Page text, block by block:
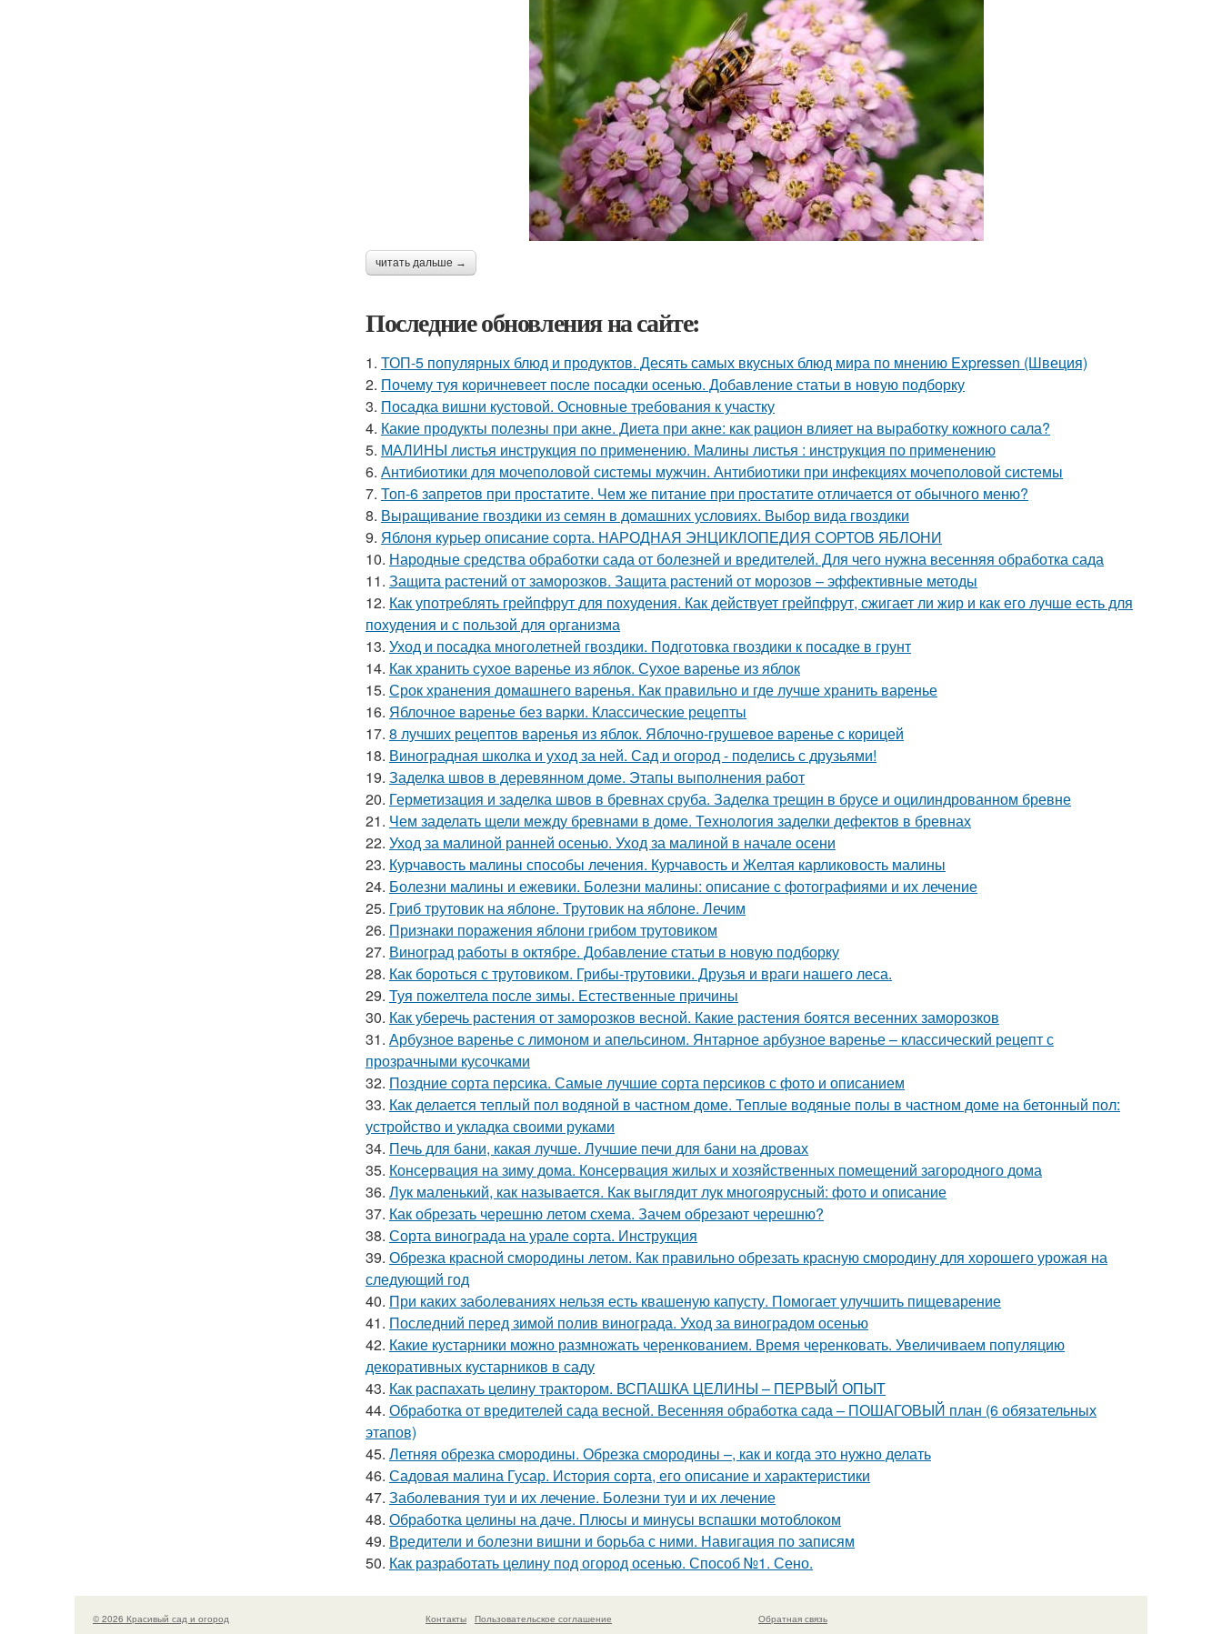
читать дальше →
Последние обновления на сайте:
1. ТОП-5 популярных блюд и продуктов. Десять самых вкусных блюд мира по мнению Expressen (Швеция)
2. Почему туя коричневеет после посадки осенью. Добавление статьи в новую подборку
3. Посадка вишни кустовой. Основные требования к участку
4. Какие продукты полезны при акне. Диета при акне: как рацион влияет на выработку кожного сала?
5. МАЛИНЫ листья инструкция по применению. Малины листья : инструкция по применению
6. Антибиотики для мочеполовой системы мужчин. Антибиотики при инфекциях мочеполовой системы
7. Топ-6 запретов при простатите. Чем же питание при простатите отличается от обычного меню?
8. Выращивание гвоздики из семян в домашних условиях. Выбор вида гвоздики
9. Яблоня курьер описание сорта. НАРОДНАЯ ЭНЦИКЛОПЕДИЯ СОРТОВ ЯБЛОНИ
10. Народные средства обработки сада от болезней и вредителей. Для чего нужна весенняя обработка сада
11. Защита растений от заморозков. Защита растений от морозов – эффективные методы
12. Как употреблять грейпфрут для похудения. Как действует грейпфрут, сжигает ли жир и как его лучше есть для
похудения и с пользой для организма
13. Уход и посадка многолетней гвоздики. Подготовка гвоздики к посадке в грунт
14. Как хранить сухое варенье из яблок. Сухое варенье из яблок
15. Срок хранения домашнего варенья. Как правильно и где лучше хранить варенье
16. Яблочное варенье без варки. Классические рецепты
17. 8 лучших рецептов варенья из яблок. Яблочно-грушевое варенье с корицей
18. Виноградная школка и уход за ней. Сад и огород - поделись с друзьями!
19. Заделка швов в деревянном доме. Этапы выполнения работ
20. Герметизация и заделка швов в бревнах сруба. Заделка трещин в брусе и оцилиндрованном бревне
21. Чем заделать щели между бревнами в доме. Технология заделки дефектов в бревнах
22. Уход за малиной ранней осенью. Уход за малиной в начале осени
23. Курчавость малины способы лечения. Курчавость и Желтая карликовость малины
24. Болезни малины и ежевики. Болезни малины: описание с фотографиями и их лечение
25. Гриб трутовик на яблоне. Трутовик на яблоне. Лечим
26. Признаки поражения яблони грибом трутовиком
27. Виноград работы в октябре. Добавление статьи в новую подборку
28. Как бороться с трутовиком. Грибы-трутовики. Друзья и враги нашего леса.
29. Туя пожелтела после зимы. Естественные причины
30. Как уберечь растения от заморозков весной. Какие растения боятся весенних заморозков
31. Арбузное варенье с лимоном и апельсином. Янтарное арбузное варенье – классический рецепт с
прозрачными кусочками
32. Поздние сорта персика. Самые лучшие сорта персиков с фото и описанием
33. Как делается теплый пол водяной в частном доме. Теплые водяные полы в частном доме на бетонный пол:
устройство и укладка своими руками
34. Печь для бани, какая лучше. Лучшие печи для бани на дровах
35. Консервация на зиму дома. Консервация жилых и хозяйственных помещений загородного дома
36. Лук маленький, как называется. Как выглядит лук многоярусный: фото и описание
37. Как обрезать черешню летом схема. Зачем обрезают черешню?
38. Сорта винограда на урале сорта. Инструкция
39. Обрезка красной смородины летом. Как правильно обрезать красную смородину для хорошего урожая на
следующий год
40. При каких заболеваниях нельзя есть квашеную капусту. Помогает улучшить пищеварение
41. Последний перед зимой полив винограда. Уход за виноградом осенью
42. Какие кустарники можно размножать черенкованием. Время черенковать. Увеличиваем популяцию
декоративных кустарников в саду
43. Как распахать целину трактором. ВСПАШКА ЦЕЛИНЫ – ПЕРВЫЙ ОПЫТ
44. Обработка от вредителей сада весной. Весенняя обработка сада – ПОШАГОВЫЙ план (6 обязательных
этапов)
45. Летняя обрезка смородины. Обрезка смородины –, как и когда это нужно делать
46. Садовая малина Гусар. История сорта, его описание и характеристики
47. Заболевания туи и их лечение. Болезни туи и их лечение
48. Обработка целины на даче. Плюсы и минусы вспашки мотоблоком
49. Вредители и болезни вишни и борьба с ними. Навигация по записям
50. Как разработать целину под огород осенью. Способ №1. Сено.
© 2026 Красивый сад и огород Контакты
Пользовательское соглашение
Обратная связь